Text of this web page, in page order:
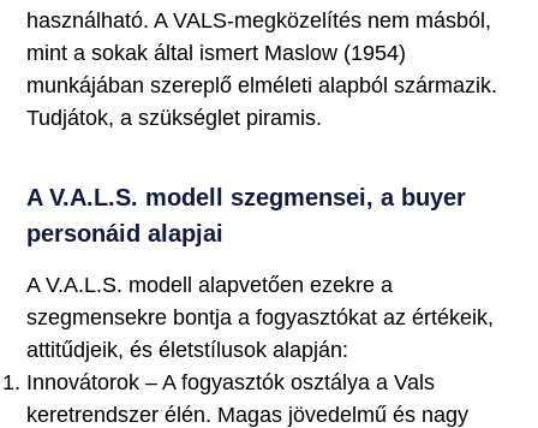
használható. A VALS-megközelítés nem másból,
mint a sokak által ismert Maslow (1954)
munkájában szereplő elméleti alapból származik.
Tudjátok, a szükséglet piramis.
A V.A.L.S. modell szegmensei, a buyer
personáid alapjai
A V.A.L.S. modell alapvetően ezekre a
szegmensekre bontja a fogyasztókat az értékeik,
attitűdjeik, és életstílusok alapján:
Innovátorok – A fogyasztók osztálya a Vals
keretrendszer élén. Magas jövedelmű és nagy